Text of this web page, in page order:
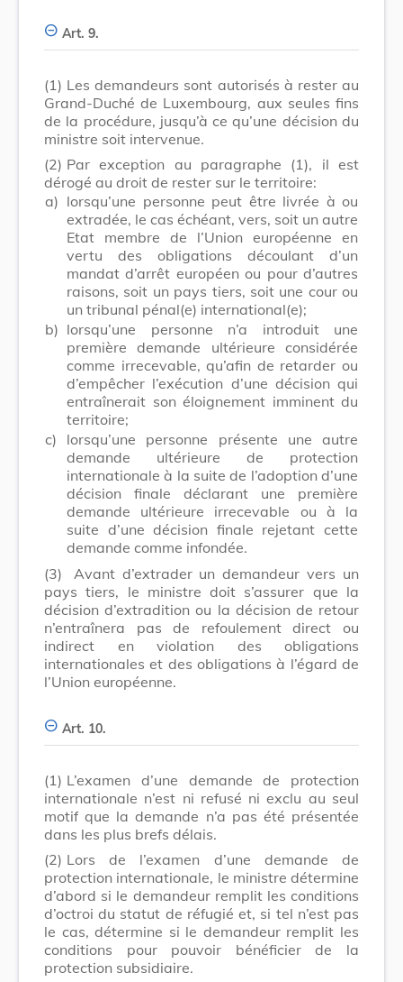
Art. 9.
(1) Les demandeurs sont autorisés à rester au
Grand-Duché de Luxembourg, aux seules fins
de la procédure, jusqu’à ce qu’une décision du
ministre soit intervenue.
(2) Par exception au paragraphe (1), il est
dérogé au droit de rester sur le territoire:
a) lorsqu’une personne peut être livrée à ou
extradée, le cas échéant, vers, soit un autre
Etat membre de l’Union européenne en
vertu des obligations découlant d’un
mandat d’arrêt européen ou pour d’autres
raisons, soit un pays tiers, soit une cour ou
un tribunal pénal(e) international(e);
b) lorsqu’une personne n’a introduit une
première demande ultérieure considérée
comme irrecevable, qu’afin de retarder ou
d’empêcher l’exécution d’une décision qui
entraînerait son éloignement imminent du
territoire;
c)
lorsqu’une personne présente une autre
demande ultérieure de protection
internationale à la suite de l’adoption d’une
décision finale déclarant une première
demande ultérieure irrecevable ou à la
suite d’une décision finale rejetant cette
demande comme infondée.
(3)
Avant d’extrader un demandeur vers un
pays tiers, le ministre doit s’assurer que la
décision d’extradition ou la décision de retour
n’entraînera pas de refoulement direct ou
indirect en violation des obligations
internationales et des obligations à l’égard de
l’Union européenne.
Art. 10.
(1) L’examen d’une demande de protection
internationale n’est ni refusé ni exclu au seul
motif que la demande n’a pas été présentée
dans les plus brefs délais.
(2) Lors de l’examen d’une demande de
protection internationale, le ministre détermine
d’abord si le demandeur remplit les conditions
d’octroi du statut de réfugié et, si tel n’est pas
le cas, détermine si le demandeur remplit les
conditions pour pouvoir bénéficier de la
protection subsidiaire.